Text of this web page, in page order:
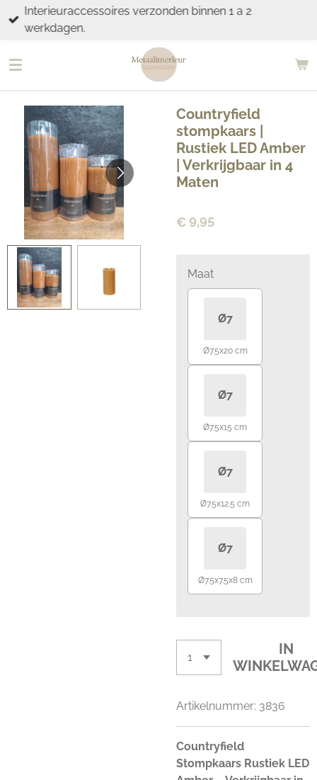
Ga
direct
de
Interieuraccessoires verzonden binnen 1 a 2
werkdagen.
Countryfield
stompkaars |
Rustiek LED Amber
| Verkrijgbaar in 4
Maten
€ 9,95
Maat
Ø7
Ø7.5x20 cm
Ø7
Ø7.5x15 cm
Ø7
Ø7.5x12.5 cm
Ø7
Ø7.5x7.5x8 cm
IN
Artikelnummer: 3836
Countryfield
Stompkaars Rustiek LED